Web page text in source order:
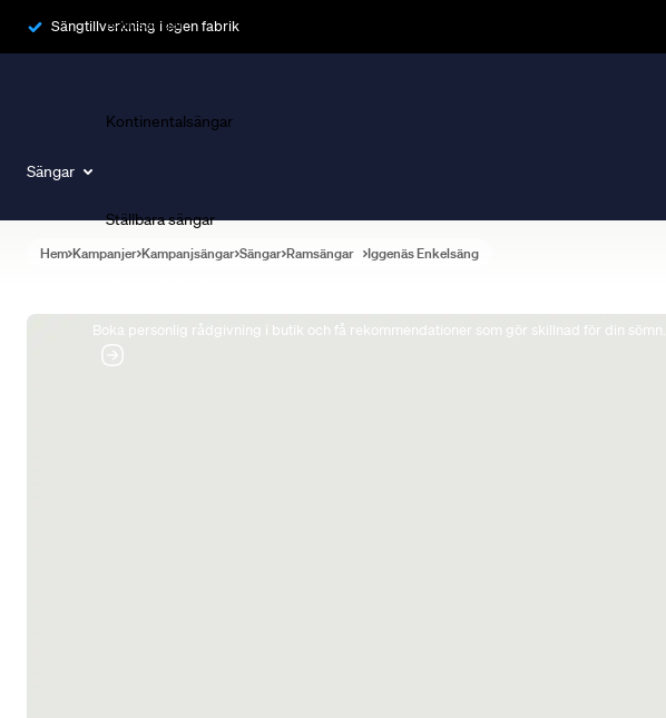
Sängtillverkning i egen fabrik
Sängar
Ramsängar
Kontinentalsängar
Ställbara sängar
Boka personlig rådgivning i butik och få rekommendationer som gör skillnad för din sömn.
Hem Kampanjer Kampanjsängar Sängar Ramsängar Iggenäs Enkelsäng